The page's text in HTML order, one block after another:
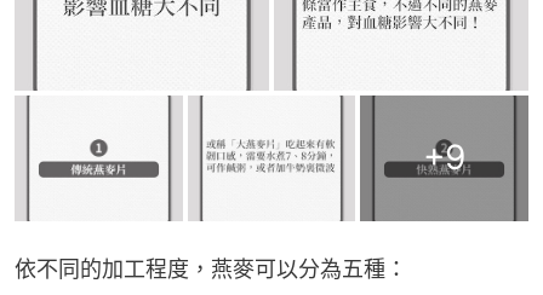
+9
依不同的加工程度，燕麥可以分為五種：